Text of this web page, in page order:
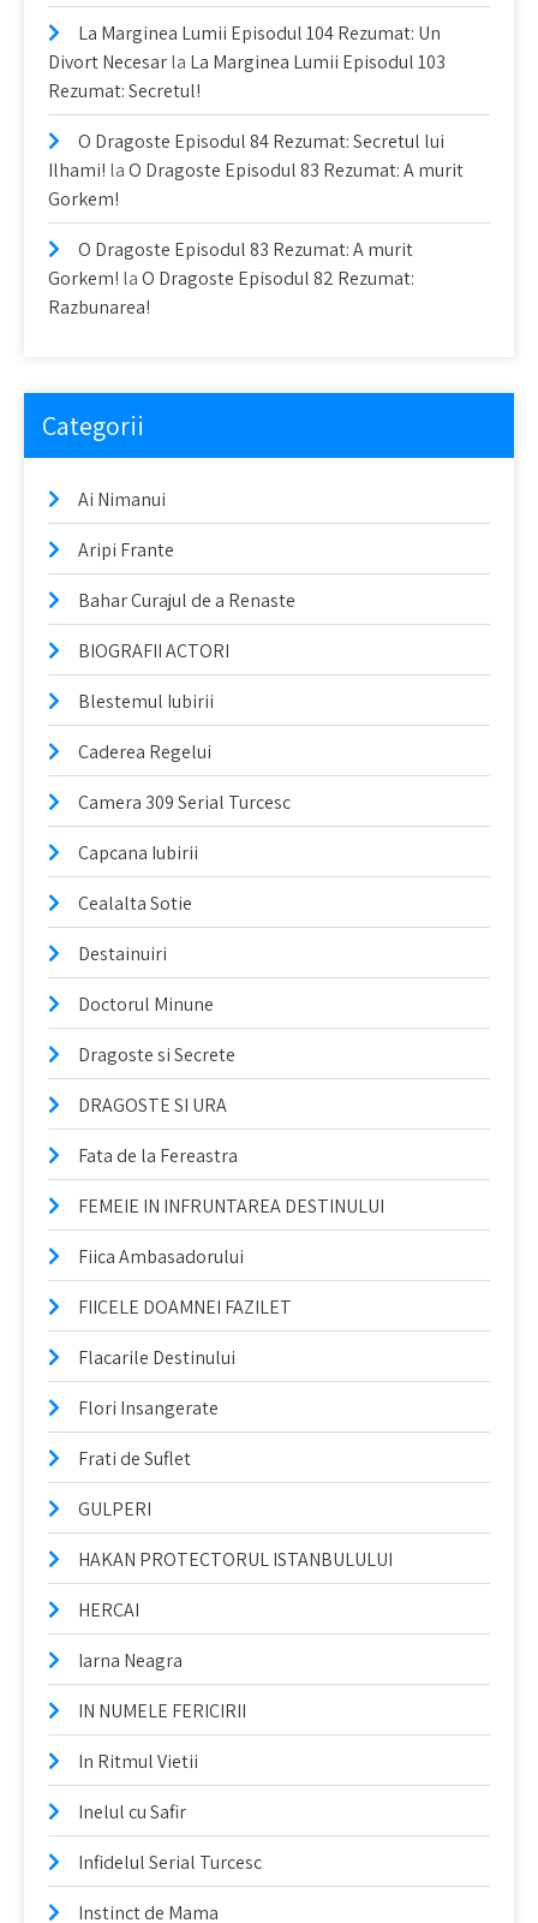
La Marginea Lumii Episodul 104 Rezumat: Un
Divort Necesarla La Marginea Lumii Episodul 103
Rezumat: Secretul!
O Dragoste Episodul 84 Rezumat: Secretul lui
Ilhami! laO Dragoste Episodul 83 Rezumat: A murit
Gorkem!
O Dragoste Episodul 83 Rezumat: A murit
Gorkem! laO Dragoste Episodul 82 Rezumat:
Razbunarea!
Categorii
Ai Nimanui
Aripi Frante
Bahar Curajul de a Renaste
BIOGRAFII ACTORI
Blestemul Iubirii
Caderea Regelui
Camera 309 Serial Turcesc
Capcana Iubirii
Cealalta Sotie
Destainuiri
Doctorul Minune
Dragoste si Secrete
DRAGOSTE SI URA
Fata de la Fereastra
FEMEIE IN INFRUNTAREA DESTINULUI
Fiica Ambasadorului
FIICELE DOAMNEI FAZILET
Flacarile Destinului
Flori Insangerate
Frati de Suflet
GULPERI
HAKAN PROTECTORUL ISTANBULULUI
HERCAI
Iarna Neagra
IN NUMELE FERICIRII
In Ritmul Vietii
Inelul cu Safir
Infidelul Serial Turcesc
Instinct de Mama